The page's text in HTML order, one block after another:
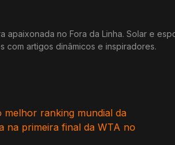
apaixonada no Fora da Linha. Solar e
com artigos dinâmicos e inspiradores.
melhor ranking mundial da
na primeira final da WTA no